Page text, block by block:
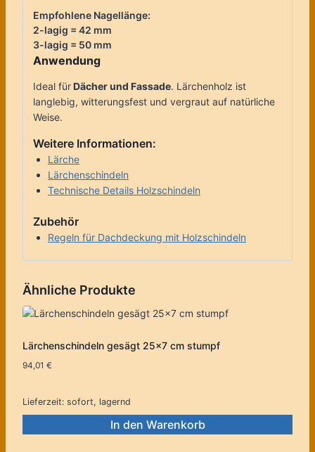
Empfohlene Nagellänge:
2-lagig = 42 mm
3-lagig = 50 mm
Anwendung
Ideal fürDächer und Fassade. Lärchenholz ist
langlebig, witterungsfest und vergraut auf natürliche
Weise.
Weitere Informationen:
Lärche
Lärchenschindeln
Technische Details Holzschindeln
Zubehör
Regeln für Dachdeckung mit Holzschindeln
Ähnliche Produkte
Lärchenschindeln gesägt 25×7 cm stumpf
94,01 €
Lieferzeit: sofort, lagernd
In den Warenkorb